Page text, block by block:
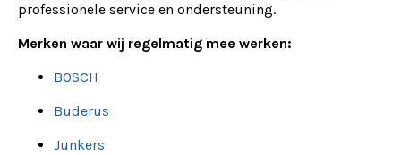
professionele service en ondersteuning.
Merken waar wij regelmatig mee werken:
BOSCH
Buderus
Junkers